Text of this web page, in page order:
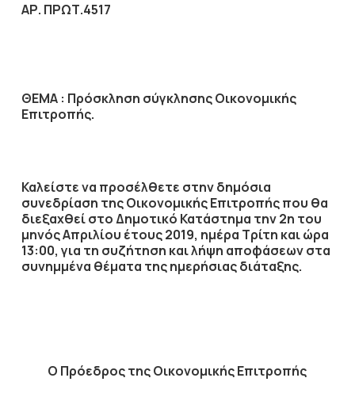
ΑΡ. ΠΡΩΤ.4517
ΘΕΜΑ : Πρόσκληση σύγκλησης Οικονομικής
Επιτροπής.
Καλείστε να προσέλθετε στην δημόσια
συνεδρίαση της Οικονομικής Επιτροπής που θα
διεξαχθεί στο Δημοτικό Κατάστημα την2η του
μηνόςΑπριλίου έτους2019, ημέρα Τρίτη και ώρα
13:00, για τη συζήτηση και λήψη αποφάσεων στα
συνημμένα θέματα της ημερήσιας διάταξης.
Ο Πρόεδροςτης Οικονομικής Επιτροπής